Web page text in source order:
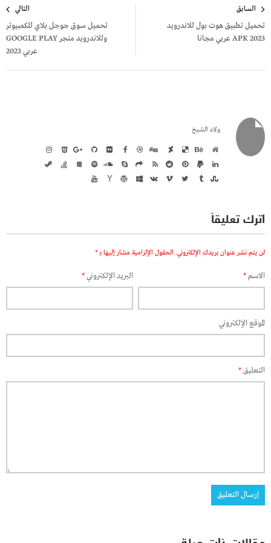
المقالات
السابق
تحميل تطبيق هوت بول للاندرويد
APK 2023 عربي مجانا
التالي
تحميل سوق جوجل بلاي للكمبيوتر
وللاندرويد متجر GOOGLE PLAY
عربي 2023
ولاء الشيخ
اترك تعليقاً
لن يتم نشر عنوان بريدك الإلكتروني. الحقول الإلزامية مشار إليها بـ *
الاسم* البريد الإلكتروني*
الموقع الإلكتروني
التعليق*